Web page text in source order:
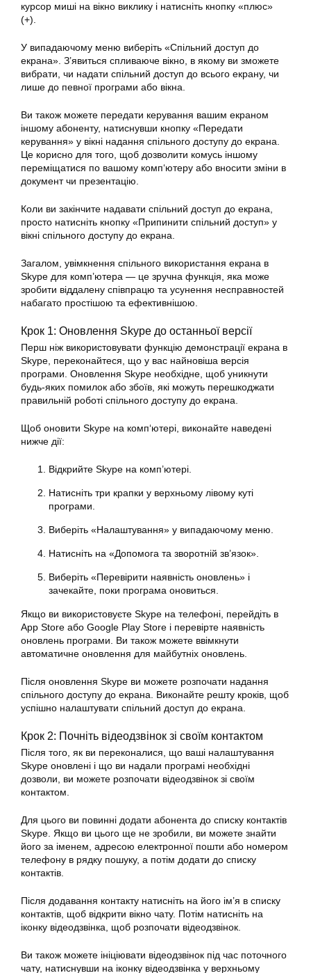
курсор миші на вікно виклику і натисніть кнопку «плюс»
(+).
У випадаючому меню виберіть «Спільний доступ до
екрана». З’явиться спливаюче вікно, в якому ви зможете
вибрати, чи надати спільний доступ до всього екрану, чи
лише до певної програми або вікна.
Ви також можете передати керування вашим екраном
іншому абоненту, натиснувши кнопку «Передати
керування» у вікні надання спільного доступу до екрана.
Це корисно для того, щоб дозволити комусь іншому
переміщатися по вашому комп‘ютеру або вносити зміни в
документ чи презентацію.
Коли ви закінчите надавати спільний доступ до екрана,
просто натисніть кнопку «Припинити спільний доступ» у
вікні спільного доступу до екрана.
Загалом, увімкнення спільного використання екрана в
Skype для комп’ютера — це зручна функція, яка може
зробити віддалену співпрацю та усунення несправностей
набагато простішою та ефективнішою.
Крок 1: Оновлення Skype до останньої версії
Перш ніж використовувати функцію демонстрації екрана в
Skype, переконайтеся, що у вас найновіша версія
програми. Оновлення Skype необхідне, щоб уникнути
будь-яких помилок або збоїв, які можуть перешкоджати
правильній роботі спільного доступу до екрана.
Щоб оновити Skype на комп‘ютері, виконайте наведені
нижче дії:
Відкрийте Skype на комп’ютері.
Натисніть три крапки у верхньому лівому куті
програми.
Виберіть «Налаштування» у випадаючому меню.
Натисніть на «Допомога та зворотній зв’язок».
Виберіть «Перевірити наявність оновлень» і
зачекайте, поки програма оновиться.
Якщо ви використовуєте Skype на телефоні, перейдіть в
App Store або Google Play Store і перевірте наявність
оновлень програми. Ви також можете ввімкнути
автоматичне оновлення для майбутніх оновлень.
Після оновлення Skype ви можете розпочати надання
спільного доступу до екрана. Виконайте решту кроків, щоб
успішно налаштувати спільний доступ до екрана.
Крок 2: Почніть відеодзвінок зі своїм контактом
Після того, як ви переконалися, що ваші налаштування
Skype оновлені і що ви надали програмі необхідні
дозволи, ви можете розпочати відеодзвінок зі своїм
контактом.
Для цього ви повинні додати абонента до списку контактів
Skype. Якщо ви цього ще не зробили, ви можете знайти
його за іменем, адресою електронної пошти або номером
телефону в рядку пошуку, а потім додати до списку
контактів.
Після додавання контакту натисніть на його ім’я в списку
контактів, щоб відкрити вікно чату. Потім натисніть на
іконку відеодзвінка, щоб розпочати відеодзвінок.
Ви також можете ініціювати відеодзвінок під час поточного
чату, натиснувши на іконку відеодзвінка у верхньому